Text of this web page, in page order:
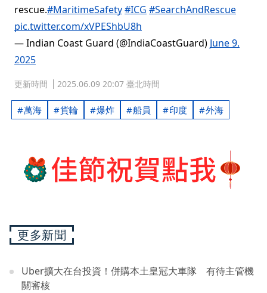
rescue.#MaritimeSafety#ICG #SearchAndRescue
pic.twitter.com/xVPEShbU8h
— Indian Coast Guard (@IndiaCoastGuard) June 9,
2025
更新時間 2025.06.09 20:07 臺北時間
萬海 貨輪 爆炸 船員 印度 外海
更多新聞
Uber擴大在台投資！併購本土皇冠大車隊 有待主管機
關審核